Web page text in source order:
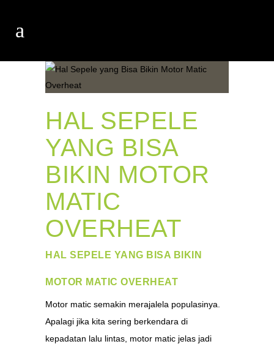
HAL SEPELE
YANG BISA
BIKIN MOTOR
MATIC
OVERHEAT
HAL SEPELE YANG BISA BIKIN
MOTOR MATIC OVERHEAT
Motor matic semakin merajalela populasinya.
Apalagi jika kita sering berkendara di
kepadatan lalu lintas, motor matic jelas jadi